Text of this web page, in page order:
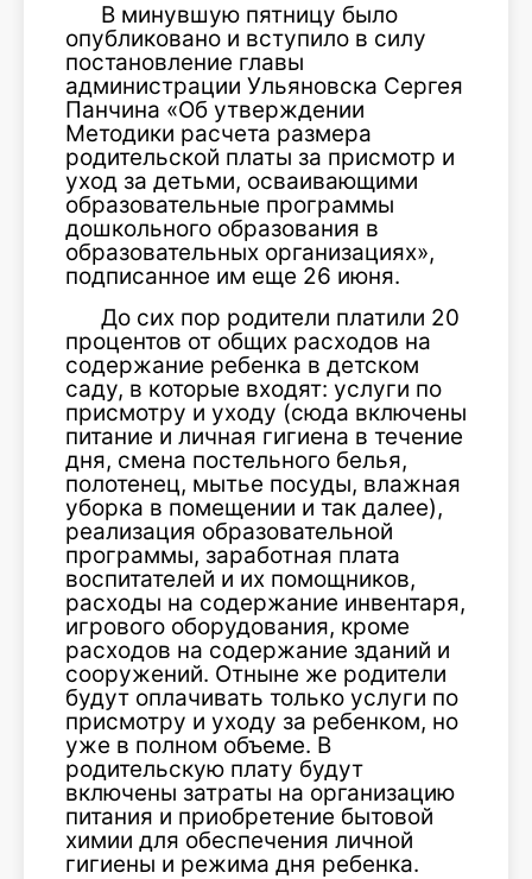
В минувшую пятницу было
опубликовано и вступило в силу
постановление главы
администрации Ульяновска Сергея
Панчина «Об утверждении
Методики расчета размера
родительской платы за присмотр и
уход за детьми, осваивающими
образовательные программы
дошкольного образования в
образовательных организациях»,
подписанное им еще 26 июня.
До сих пор родители платили 20
процентов от общих расходов на
содержание ребенка в детском
саду, в которые входят: услуги по
присмотру и уходу (сюда включены
питание и личная гигиена в течение
дня, смена постельного белья,
полотенец, мытье посуды, влажная
уборка в помещении и так далее),
реализация образовательной
программы, заработная плата
воспитателей и их помощников,
расходы на содержание инвентаря,
игрового оборудования, кроме
расходов на содержание зданий и
сооружений. Отныне же родители
будут оплачивать только услуги по
присмотру и уходу за ребенком, но
уже в полном объеме. В
родительскую плату будут
включены затраты на организацию
питания и приобретение бытовой
химии для обеспечения личной
гигиены и режима дня ребенка.